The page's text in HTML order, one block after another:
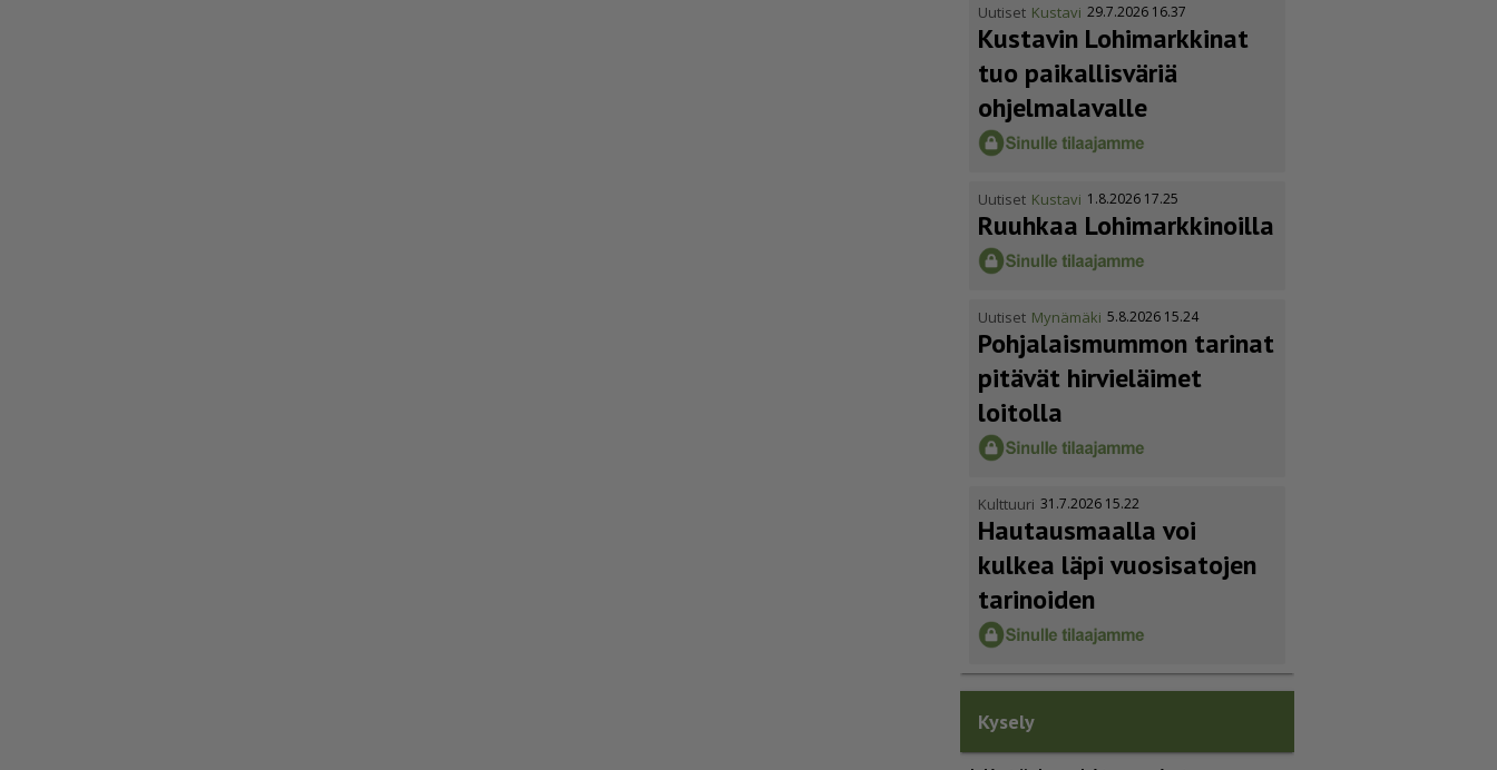
Uutiset Kustavi 29.7.2026 16.37
Kustavin Lohimarkkinat
tuo paikallisväriä
ohjelmalavalle
Uutiset Kustavi 1.8.2026 17.25
Ruuhkaa Lohimark­ki­noilla
Uutiset Mynämäki 5.8.2026 15.24
Pohja­lais­mummon tarinat
pitävät hirvieläimet
loitolla
Kulttuuri 31.7.2026 15.22
Hautausmaalla voi
kulkea läpi vuosisatojen
tarinoiden
Kysely